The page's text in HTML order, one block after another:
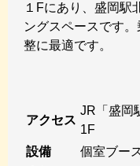
１Fにあり、盛岡駅
ングスペースです
整に最適です。
アクセス
JR「盛岡
1F
設備
個室ブー